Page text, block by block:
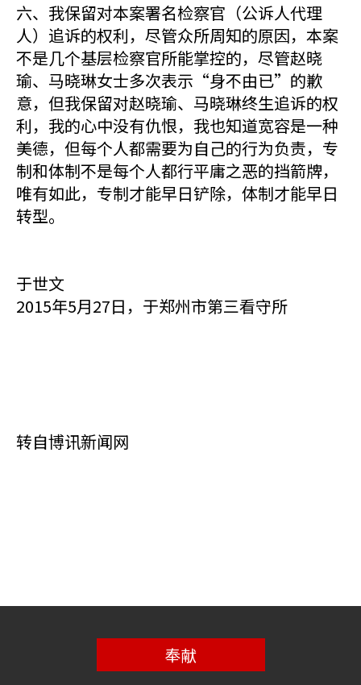
六、我保留对本案署名检察官（公诉人代理
人）追诉的权利，尽管众所周知的原因，本案
不是几个基层检察官所能掌控的，尽管赵晓
瑜、马晓琳女士多次表示“身不由已”的歉
意，但我保留对赵晓瑜、马晓琳终生追诉的权
利，我的心中没有仇恨，我也知道宽容是一种
美德，但每个人都需要为自己的行为负责，专
制和体制不是每个人都行平庸之恶的挡箭牌，
唯有如此，专制才能早日铲除，体制才能早日
转型。
于世文
2015年5月27日，于郑州市第三看守所
转自博讯新闻网
奉献